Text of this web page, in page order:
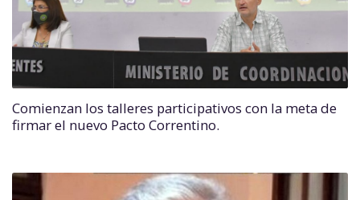
Comienzan los talleres participativos con la meta de
firmar el nuevo Pacto Correntino.